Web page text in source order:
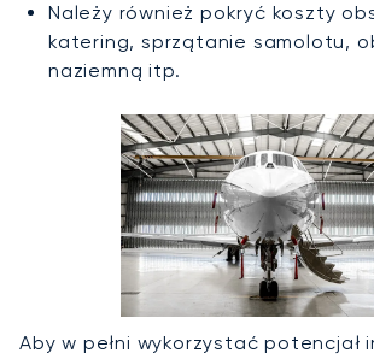
Należy również pokryć koszty
katering, sprzątanie samolotu,
naziemną itp.
Aby w pełni wykorzystać potencjał